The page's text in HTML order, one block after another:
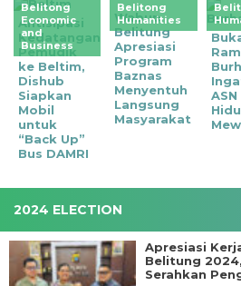
Belitong
Economic
and
Business
Antisipasi
Kedatangan
Pemudik
ke Beltim,
Dishub
Siapkan
Mobil
untuk
“Back Up”
Bus DAMRI
Belitong
Humanities
Wabup
Belitung
Apresiasi
Program
Baznas
Menyentuh
Langsung
Masyarakat
2024 ELECTION
Apresiasi
Belitung
Serahkan